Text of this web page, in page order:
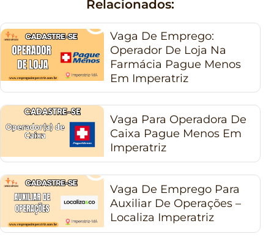
Relacionados:
Vaga De Emprego:
Operador De Loja Na
Farmácia Pague Menos
Em Imperatriz
Vaga Para Operadora De
Caixa Pague Menos Em
Imperatriz
Vaga De Emprego Para
Auxiliar De Operações –
Localiza Imperatriz